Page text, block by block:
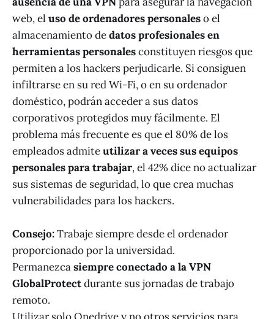
web, el uso de ordenadores personaleso el
almacenamiento dedatos profesionales en
herramientas personalesconstituyen riesgos que
permiten a los hackers perjudicarle. Si consiguen
infiltrarse en su red Wi-Fi, o en su ordenador
doméstico, podrán acceder a sus datos
corporativos protegidos muy fácilmente. El
problema más frecuente es que el 80% de los
empleados admiteutilizar a veces sus equipos
personales para trabajar, el 42% dice no actualizar
sus sistemas de seguridad, lo que crea muchas
vulnerabilidades para los hackers.
Consejo:Trabaje siempre desde el ordenador
proporcionado por la universidad.
Permanezcasiempre conectado a la VPN
GlobalProtectdurante sus jornadas de trabajo
remoto.